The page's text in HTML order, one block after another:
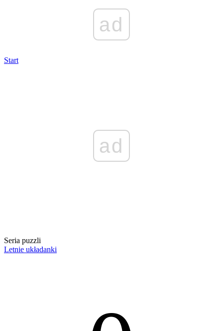
ad
Start
ad
Seria puzzli
Letnie układanki